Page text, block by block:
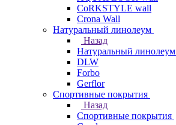
CoRKSTYLE wall
Crona Wall
Натуральный линолеум
Назад
Натуральный линолеум
DLW
Forbo
Gerflor
Спортивные покрытия
Назад
Спортивные покрытия